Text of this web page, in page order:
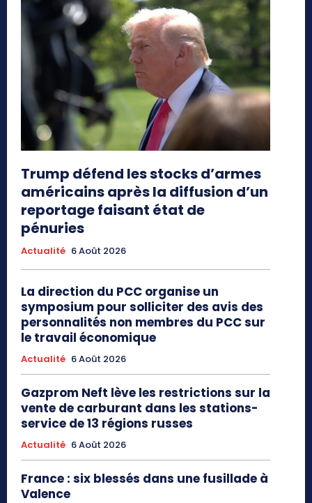
Trump défend les stocks d’armes
américains après la diffusion d’un
reportage faisant état de
pénuries
Actualité 6 Août 2026
La direction du PCC organise un
symposium pour solliciter des avis des
personnalités non membres du PCC sur
le travail économique
Actualité 6 Août 2026
Gazprom Neft lève les restrictions sur la
vente de carburant dans les stations-
service de 13 régions russes
Actualité 6 Août 2026
France : six blessés dans une fusillade à
Valence